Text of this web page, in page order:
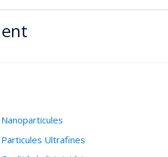
Nanoparticules
Particules Ultrafines